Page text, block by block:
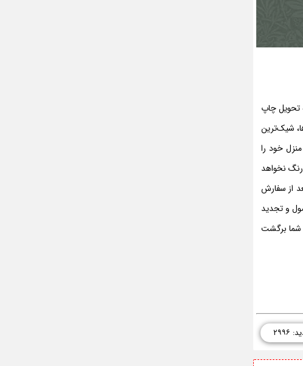
تحویل چاپ
شیک‌ترین
خود را
نخواهد
از سفارش
و تجدید
شما برگشت